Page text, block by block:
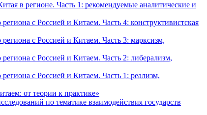
в регионе. Часть 1: рекомендуемые аналитические и
с Россией и Китаем. Часть 4: конструктивистская
с Россией и Китаем. Часть 3: марксизм,
с Россией и Китаем. Часть 2: либерализм,
с Россией и Китаем. Часть 1: реализм,
от теории к практике»
по тематике взаимодействия государств